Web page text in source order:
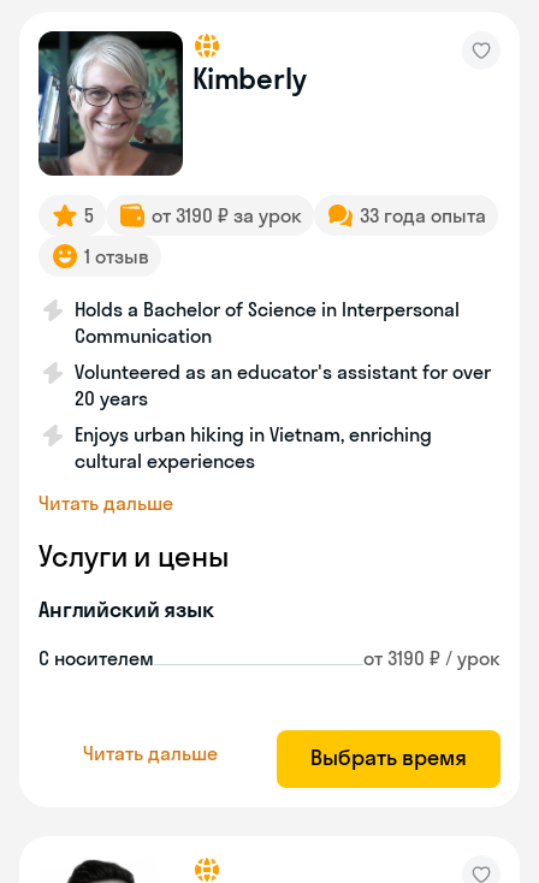
Kimberly
5 от 3190 ₽ за урок
33 года опыта
1 отзыв
Holds a Bachelor of Science in Interpersonal
Communication
Volunteered as an educator's assistant for over
20 years
Enjoys urban hiking in Vietnam, enriching
cultural experiences
Читать дальше
Услуги и цены
Английский язык
С носителем от 3190 ₽ / урок
Читать дальше Выбрать время